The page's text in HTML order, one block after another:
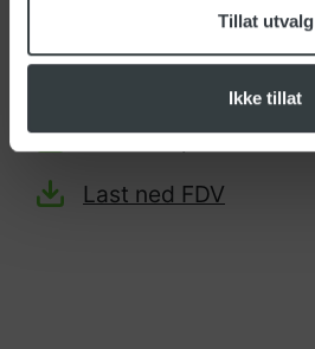
Tillat utvalg
Ikke tillat
Last ned produktark
Last ned FDV